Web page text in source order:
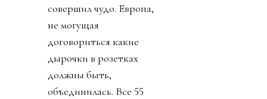
совершил чудо. Европа,
не могущая
договориться какие
дырочки в розетках
должны быть,
объединилась. Все 55